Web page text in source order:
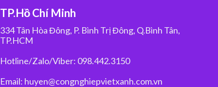
TP.Hồ Chí Minh
334 Tân Hòa Đông, P. Bình Trị Đông, Q.Bình Tân,
TP.HCM
Hotline/Zalo/Viber: 098.442.3150
Email: huyen@congnghiepvietxanh.com.vn